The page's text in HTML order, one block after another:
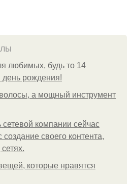
любимых, будь то 14
рождения!
а мощный инструмент
сетевой компании сейчас
своего контента,
которые нравятся